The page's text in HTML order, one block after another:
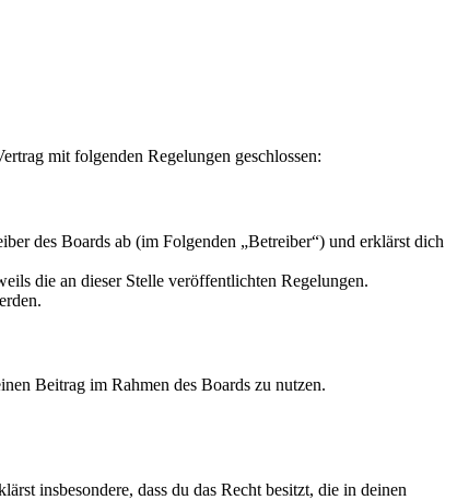
mit folgenden Regelungen geschlossen:
des Boards ab (im Folgenden „Betreiber“) und erklärst dich
die an dieser Stelle veröffentlichten Regelungen.
Beitrag im Rahmen des Boards zu nutzen.
insbesondere, dass du das Recht besitzt, die in deinen